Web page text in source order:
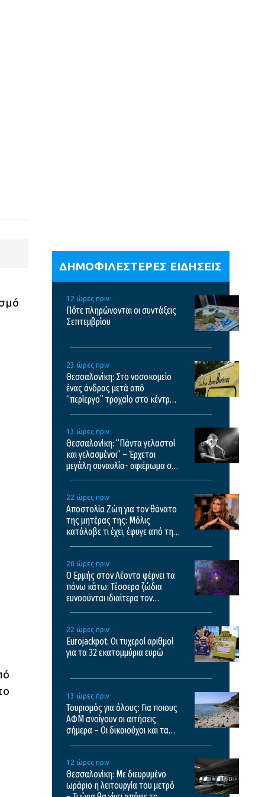
ΔΗΜΟΦΙΛΕΣΤΕΡΕΣ ΕΙΔΗΣΕΙΣ
12 ώρες πριν
Πότε πληρώνονται οι συντάξεις
Σεπτεμβρίου
23 ώρες πριν
Θεσσαλονίκη: Στο νοσοκομείο
ένας άνδρας μετά από
“περίεργο” τροχαίο στο κέντρο
13 ώρες πριν
Θεσσαλονίκη: “Πάντα γελαστοί
και γελασμένοι” – Έρχεται
μεγάλη συναυλία- αφιέρωμα στο
22 ώρες πριν
Αποστολία Ζώη για τον θάνατο
της μητέρας της: Μόλις
κατάλαβε τι έχει, έφυγε από τη
20 ώρες πριν
Ο Ερμής στον Λέοντα φέρνει τα
πάνω κάτω: Τέσσερα ζώδια
ευνοούνται ιδιαίτερα τον
22 ώρες πριν
Eurojackpot: Οι τυχεροί αριθμοί
για τα 32 εκατoμμύρια ευρώ
13 ώρες πριν
Τουρισμός για όλους: Για ποιους
ΑΦΜ ανοίγουν οι αιτήσεις
σήμερα – Οι δικαιούχοι και τα
12 ώρες πριν
Θεσσαλονίκη: Με διευρυμένο
ωράριο η λειτουργία του μετρό